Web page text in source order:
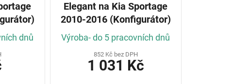
dnů
Elegant na Kia Sportage
2010-2016 (Konfigurátor)
Výroba- do 5 pracovních dnů
852 Kč bez DPH
1 031 Kč